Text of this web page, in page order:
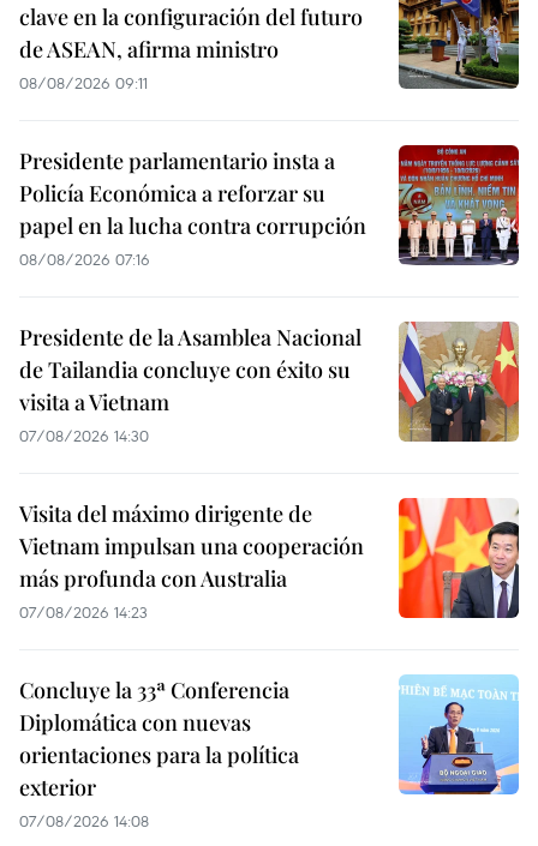
clave en la configuración del futuro
de ASEAN, afirma ministro
08/08/2026 09:11
Presidente parlamentario insta a
Policía Económica a reforzar su
papel en la lucha contra corrupción
08/08/2026 07:16
Presidente de la Asamblea Nacional
de Tailandia concluye con éxito su
visita a Vietnam
07/08/2026 14:30
Visita del máximo dirigente de
Vietnam impulsan una cooperación
más profunda con Australia
07/08/2026 14:23
Concluye la 33ª Conferencia
Diplomática con nuevas
orientaciones para la política
exterior
07/08/2026 14:08